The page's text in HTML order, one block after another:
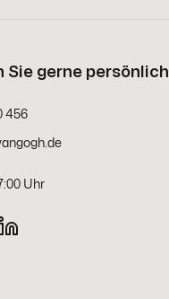
Sie gerne persönlich
456
Uhr